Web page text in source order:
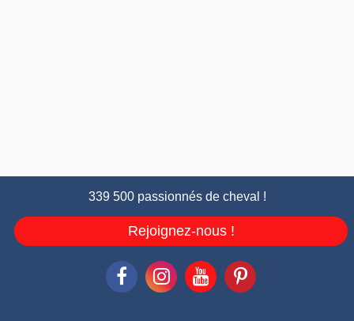
339 500 passionnés de cheval !
Rejoignez-nous !